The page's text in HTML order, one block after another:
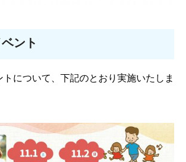
ント
トについて、下記のとおり実施いたしま